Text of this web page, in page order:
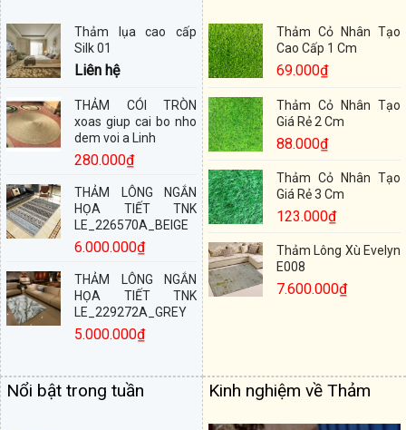
Thảm lụa cao cấp
Silk 01
Liên hệ
THẢM CÓI TRÒN
xoas giup cai bo nho
dem voi a Linh
280.000₫
THẢM LÔNG NGẮN
HỌA TIẾT TNK
LE_226570A_BEIGE
6.000.000₫
THẢM LÔNG NGẮN
HỌA TIẾT TNK
LE_229272A_GREY
5.000.000₫
Thảm Cỏ Nhân Tạo
Cao Cấp 1 Cm
69.000₫
Thảm Cỏ Nhân Tạo
Giá Rẻ 2 Cm
88.000₫
Thảm Cỏ Nhân Tạo
Giá Rẻ 3 Cm
123.000₫
Thảm Lông Xù Evelyn
E008
7.600.000₫
Nổi bật trong tuần Kinh nghiệm về Thảm